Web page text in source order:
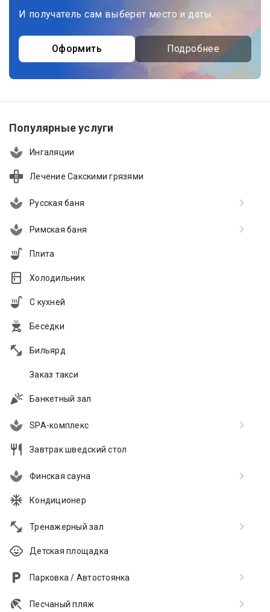
И получатель сам выберет место и даты
Оформить Подробнее
Популярные услуги
Ингаляции
Лечение Сакскими грязями
Русская баня
Римская баня
Плита
Холодильник
С кухней
Беседки
Бильярд
Заказ такси
Банкетный зал
SPA-комплекс
Завтрак шведский стол
Финская сауна
Кондиционер
Тренажерный зал
Детская площадка
Парковка / Автостоянка
Песчаный пляж